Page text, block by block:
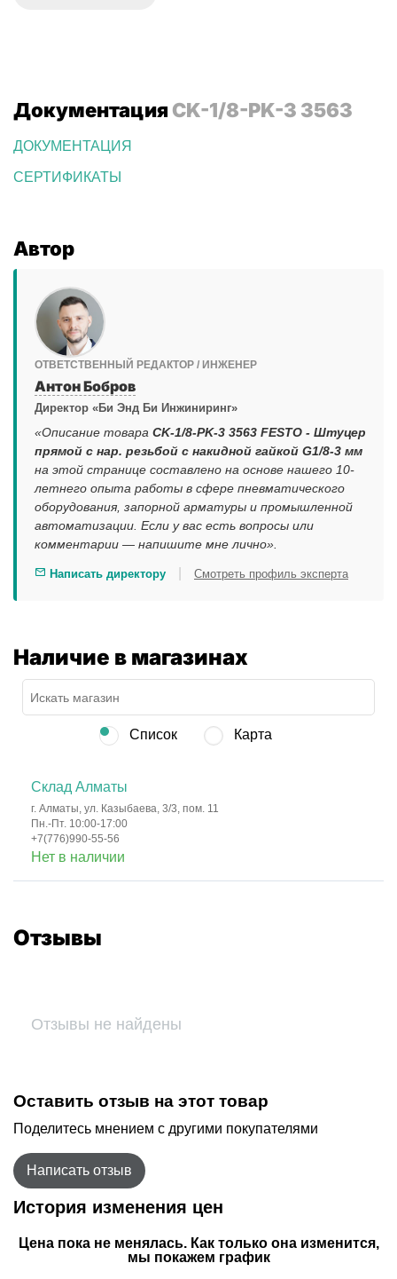
Документация CK-1/8-PK-3 3563
ДОКУМЕНТАЦИЯ
СЕРТИФИКАТЫ
Автор
ОТВЕТСТВЕННЫЙ РЕДАКТОР / ИНЖЕНЕР
Антон Бобров
Директор «Би Энд Би Инжиниринг»
«Описание товара CK-1/8-PK-3 3563 FESTO - Штуцер
прямой с нар. резьбой с накидной гайкой G1/8-3 мм
на этой странице составлено на основе нашего 10-
летнего опыта работы в сфере пневматического
оборудования, запорной арматуры и промышленной
автоматизации. Если у вас есть вопросы или
комментарии — напишите мне лично».
Написать директору Смотреть профиль эксперта
Наличие в магазинах
Список Карта
Склад Алматы
г. Алматы, ул. Казыбаева, 3/3, пом. 11
Пн.-Пт. 10:00-17:00
+7(776)990-55-56
Нет в наличии
Отзывы
Отзывы не найдены
Оставить отзыв на этот товар
Поделитесь мнением с другими покупателями
Написать отзыв
История изменения цен
Цена пока не менялась. Как только она изменится,
мы покажем график